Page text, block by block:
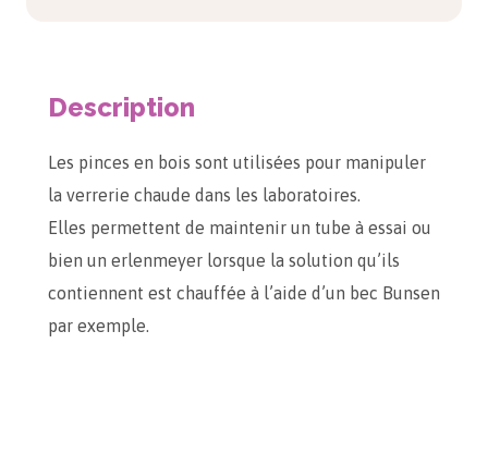
Description
Les pinces en bois sont utilisées pour manipuler
la verrerie chaude dans les laboratoires.
Elles permettent de maintenir un tube à essai ou
bien un erlenmeyer lorsque la solution qu’ils
contiennent est chauffée à l’aide d’un bec Bunsen
par exemple.